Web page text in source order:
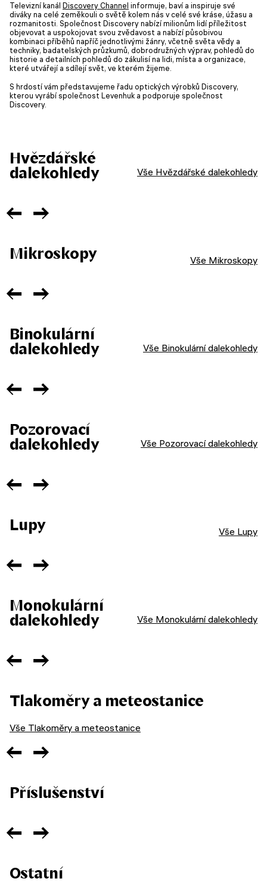
Televizní kanál Discovery Channel informuje, baví a inspiruje své
diváky na celé zeměkouli o světě kolem nás v celé své kráse, úžasu a
rozmanitosti. Společnost Discovery nabízí milionům lidí příležitost
objevovat a uspokojovat svou zvědavost a nabízí působivou
kombinaci příběhů napříč jednotlivými žánry, včetně světa vědy a
techniky, badatelských průzkumů, dobrodružných výprav, pohledů do
historie a detailních pohledů do zákulisí na lidi, místa a organizace,
které utvářejí a sdílejí svět, ve kterém žijeme.
S hrdostí vám představujeme řadu optických výrobků Discovery,
kterou vyrábí společnost Levenhuk a podporuje společnost
Discovery.
Hvězdářské
dalekohledy
Vše Hvězdářské dalekohledy
Mikroskopy Vše Mikroskopy
Binokulární
dalekohledy
Vše Binokulární dalekohledy
Pozorovací
dalekohledy
Vše Pozorovací dalekohledy
Lupy Vše Lupy
Monokulární
dalekohledy
Vše Monokulární dalekohledy
Tlakoměry a meteostanice
Vše Tlakoměry a meteostanice
Příslušenství
Ostatní